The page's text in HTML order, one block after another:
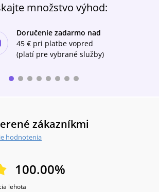
množstvo výhod:
Doručenie zadarmo nad
45 € pri platbe vopred
(platí pre vybrané služby)
zákazníkmi
hodnotenia
100.00%
lehota